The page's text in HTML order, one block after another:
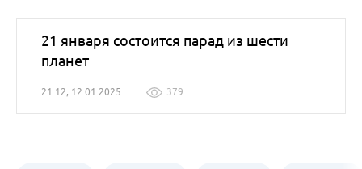
21 января состоится парад из шести
планет
21:12, 12.01.2025 379